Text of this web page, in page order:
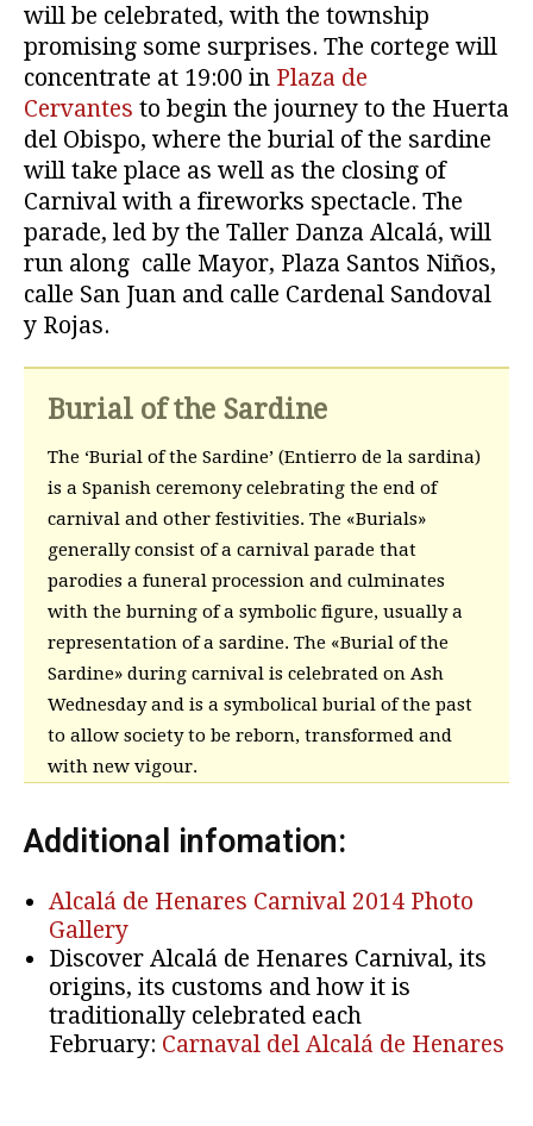
will be celebrated, with the township
promising some surprises. The cortege will
concentrate at 19:00 in Plaza de
Cervantes to begin the journey to the Huerta
del Obispo, where the burial of the sardine
will take place as well as the closing of
Carnival with a fireworks spectacle. The
parade, led by the Taller Danza Alcalá, will
run along calle Mayor, Plaza Santos Niños,
calle San Juan and calle Cardenal Sandoval
y Rojas.
Burial of the Sardine
The ‘Burial of the Sardine’ (Entierro de la sardina)
is a Spanish ceremony celebrating the end of
carnival and other festivities. The «Burials»
generally consist of a carnival parade that
parodies a funeral procession and culminates
with the burning of a symbolic figure, usually a
representation of a sardine. The «Burial of the
Sardine» during carnival is celebrated on Ash
Wednesday and is a symbolical burial of the past
to allow society to be reborn, transformed and
with new vigour.
Additional infomation:
Alcalá de Henares Carnival 2014 Photo
Gallery
Discover Alcalá de Henares Carnival, its
origins, its customs and how it is
traditionally celebrated each
February: Carnaval del Alcalá de Henares